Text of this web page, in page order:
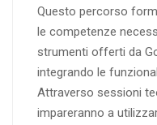
Questo percorso
le competenze
strumenti offerti da
integrando le
Attraverso sessioni
impareranno a